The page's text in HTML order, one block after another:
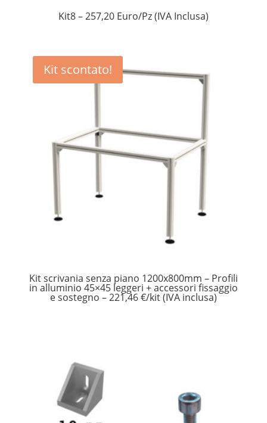
Kit8 – 257,20 Euro/Pz (IVA Inclusa)
Kit scontato!
Kit scrivania senza piano 1200x800mm – Profili
in alluminio 45×45 leggeri + accessori fissaggio
e sostegno – 221,46 €/kit (IVA inclusa)